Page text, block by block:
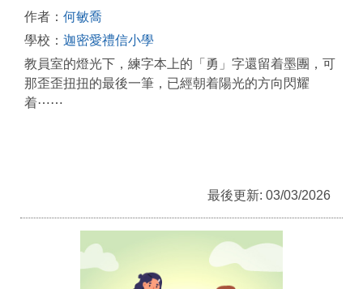
作者： 何敏喬
學校： 迦密愛禮信小學
教員室的燈光下，練字本上的「勇」字還留着墨團，可
那歪歪扭扭的最後一筆，已經朝着陽光的方向閃耀
着⋯⋯
最後更新: 03/03/2026